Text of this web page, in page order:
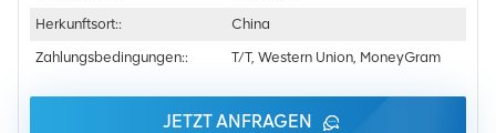
Herkunftsort::
China
Zahlungsbedingungen::
T/T, Western Union, MoneyGram
JETZT ANFRAGEN